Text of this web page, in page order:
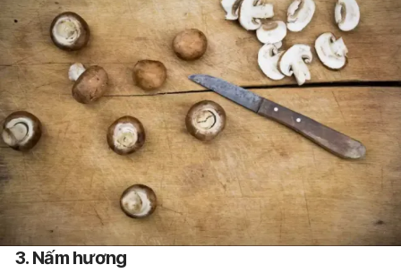
3. Nấm hương